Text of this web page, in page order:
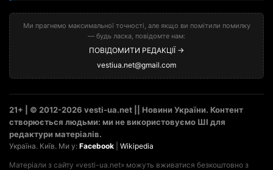
Ми прагнемо максимальної точності, але якщо ви помітили помилку
— будь ласка, повідомте нам:
ПОВІДОМИТИ РЕДАКЦІЇ →
vestiua.net@gmail.com
21+ | © 2012-2026 vesti-ua.net || Новини України. Контент
створюється людьми: ми не використовуємо ШІ для
редактури матеріалів.
Україна. Київ. Ми у: Facebook Wikipedia
Матеріали з сайту «vesti-ua.net» можуть вживатися безкоштовно з